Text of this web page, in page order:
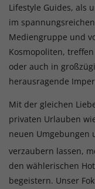
Lifestyle Guides, als
im spannungsreichen
Mediengruppe und
Kosmopoliten,
oder auch in
herausragende
Mit der gleichen
privaten Urlauben
neuen Umgebungen
verzaubern lassen,
den wählerischen
begeistern. Unser